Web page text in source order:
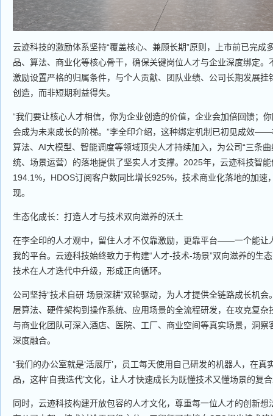
云迹科技的激励体系坚持“覆盖核心、兼顾长期”原则，上市前已完成
品、算法、商业化等核心骨干，确保关键岗位人才与企业深度绑定。
激励设置严格的归属条件，与个人贡献、团队业绩、公司长期发展挂
创造，而非短期利益得失。
“我们要让核心人才相信，你为企业创造的价值，企业会加倍回馈；
会成为未来成长的阶梯。”李全印介绍，这种绑定机制已初见成效
算法、AI大模型、智能调度等领域顶尖人才持续加入，为公司“三条
统、场景运营）的落地提供了坚实人才支撑。2025年，云迹科技智
194.1%，HDOS订阅客户数同比增长925%，技术商业化落地的加速
现。
生态化成长：打造人才与技术双向滋养的沃土
在李全印的人才观中，留住人才不仅靠激励，更靠平台——一个能让
我的平台。云迹科技始终致力于构建“人才-技术-场景”双向滋养的生
技术在人才迭代中升级，形成正向循环。
公司坚持“技术自研 场景深耕”双轮驱动，为人才提供全链路成长机
层算法、硬件架构到操作系统、应用场景的全流程研发，在攻克复杂
与商业化团队可深入酒店、医院、工厂、商业空间等真实场景，洞察
深度融合。
“我们的办公室就是‘活展厅’，员工每天使用自己研发的机器人，在真
品，这种‘自我迭代’文化，让人才快速成长为既懂技术又懂场景的复
同时，云迹科技构建开放包容的人才文化，尊重每一位人才的创新想